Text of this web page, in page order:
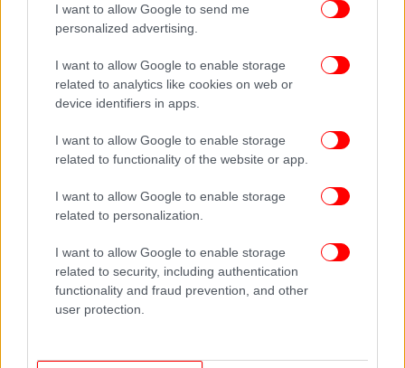
I want to allow Google to send me
personalized advertising.
I want to allow Google to enable storage
related to analytics like cookies on web or
device identifiers in apps.
I want to allow Google to enable storage
related to functionality of the website or app.
I want to allow Google to enable storage
related to personalization.
I want to allow Google to enable storage
related to security, including authentication
functionality and fraud prevention, and other
user protection.
ΠΕΡΙΣΣΟΤΕΡΑ ΒΙΝΤΕΟ